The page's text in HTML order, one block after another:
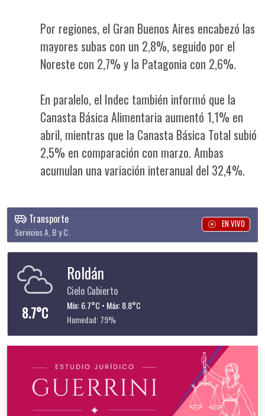
Por regiones, el Gran Buenos Aires encabezó las
mayores subas con un 2,8%, seguido por el
Noreste con 2,7% y la Patagonia con 2,6%.
En paralelo, el Indec también informó que la
Canasta Básica Alimentaria aumentó 1,1% en
abril, mientras que la Canasta Básica Total subió
2,5% en comparación con marzo. Ambas
acumulan una variación interanual del 32,4%.
Transporte
Servicios A, B y C.
EN VIVO
8.7°C
Roldán
Cielo Cubierto
Mín: 6.7°C • Máx: 8.8°C
Humedad: 79%